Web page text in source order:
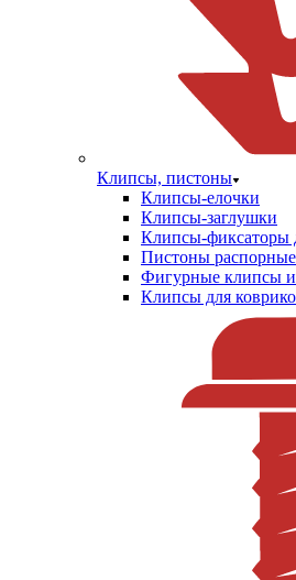
Клипсы, пистоны
Клипсы-елочки
Клипсы-заглушки
Клипсы-фиксаторы
Пистоны
Фигурные клипсы
Клипсы для